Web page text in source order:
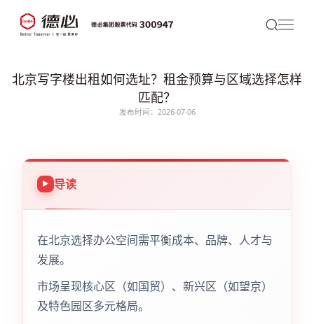
北京写字楼出租如何选址？租金预算与区域选择怎样
匹配？
发布时间：2026-07-06
导读
在北京选择办公空间需平衡成本、品牌、人才与
发展。
市场呈现核心区（如国贸）、新兴区（如望京）
及特色园区多元格局。